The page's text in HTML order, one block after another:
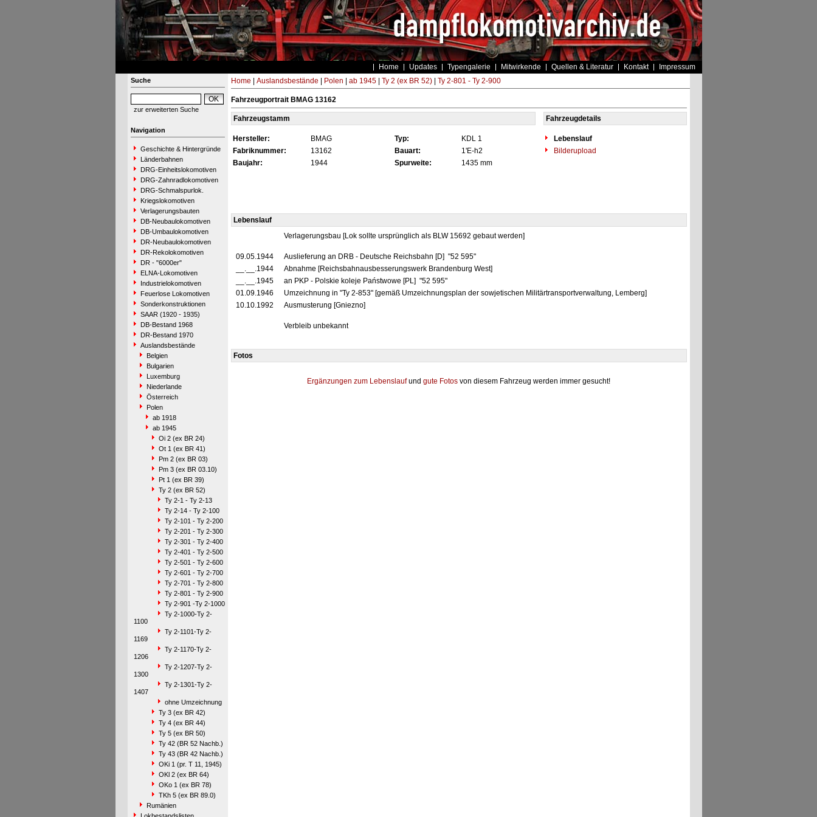
Home Updates Typengalerie Mitwirkende Quellen & Literatur Kontakt Impressum
Suche
zur erweiterten Suche
Navigation
Geschichte & Hintergründe
Länderbahnen
DRG-Einheitslokomotiven
DRG-Zahnradlokomotiven
DRG-Schmalspurlok.
Kriegslokomotiven
Verlagerungsbauten
DB-Neubaulokomotiven
DB-Umbaulokomotiven
DR-Neubaulokomotiven
DR-Rekolokomotiven
DR - "6000er"
ELNA-Lokomotiven
Industrielokomotiven
Feuerlose Lokomotiven
Sonderkonstruktionen
SAAR (1920 - 1935)
DB-Bestand 1968
DR-Bestand 1970
Auslandsbestände
Belgien
Bulgarien
Luxemburg
Niederlande
Österreich
Polen
ab 1918
ab 1945
Oi 2 (ex BR 24)
Ot 1 (ex BR 41)
Pm 2 (ex BR 03)
Pm 3 (ex BR 03.10)
Pt 1 (ex BR 39)
Ty 2 (ex BR 52)
Ty 2-1 - Ty 2-13
Ty 2-14 - Ty 2-100
Ty 2-101 - Ty 2-200
Ty 2-201 - Ty 2-300
Ty 2-301 - Ty 2-400
Ty 2-401 - Ty 2-500
Ty 2-501 - Ty 2-600
Ty 2-601 - Ty 2-700
Ty 2-701 - Ty 2-800
Ty 2-801 - Ty 2-900
Ty 2-901 -Ty 2-1000
Ty 2-1000-Ty 2-
1100
Ty 2-1101-Ty 2-
1169
Ty 2-1170-Ty 2-
1206
Ty 2-1207-Ty 2-
1300
Ty 2-1301-Ty 2-
1407
ohne Umzeichnung
Ty 3 (ex BR 42)
Ty 4 (ex BR 44)
Ty 5 (ex BR 50)
Ty 42 (BR 52 Nachb.)
Ty 43 (BR 42 Nachb.)
OKi 1 (pr. T 11, 1945)
OKl 2 (ex BR 64)
OKo 1 (ex BR 78)
TKh 5 (ex BR 89.0)
Rumänien
Home Auslandsbestände Polen ab 1945| Ty 2 (ex BR 52)| Ty 2-801 - Ty 2-900
Fahrzeugportrait BMAG 13162
Fahrzeugstamm Fahrzeugdetails
Hersteller: BMAG Typ: KDL 1
Lebenslauf
Fabriknummer:
13162 Bauart: 1'E-h2
Bilderupload
Baujahr:
1944 Spurweite: 1435 mm
Lebenslauf
Verlagerungsbau [Lok sollte ursprünglich als BLW 15692 gebaut werden]
09.05.1944
Auslieferung an DRB - Deutsche Reichsbahn [D] "52 595"
__.__.1944
Abnahme [Reichsbahnausbesserungswerk Brandenburg West]
__.__.1945
an PKP - Polskie koleje Państwowe [PL] "52 595"
01.09.1946
Umzeichnung in "Ty 2-853" [gemäß Umzeichnungsplan der sowjetischen Militärtransportverwaltung, Lemberg]
10.10.1992
Ausmusterung [Gniezno]
Verbleib unbekannt
Fotos
Ergänzungen zum Lebenslaufund gute Fotos von diesem Fahrzeug werden immer gesucht!